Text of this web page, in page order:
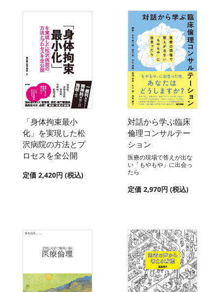
「身体拘束最小
化」を実現した松
沢病院の方法とプ
ロセスを全公開
定価 2,420円 (税込)
対話から学ぶ臨床
倫理コンサルテー
ション
医療の現場で答えが出な
い「もやもや」に出会っ
たら
定価 2,970円 (税込)